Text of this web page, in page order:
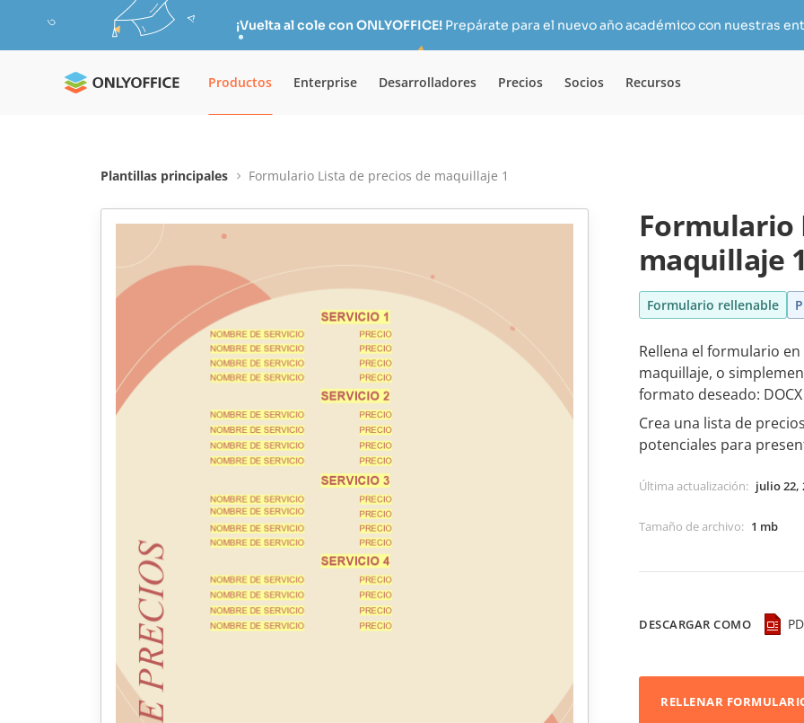
¡Vuelta al cole con ONLYOFFICE!Prepárate para el nuevo año académico con nuestras
Productos Enterprise Desarrolladores Precios Socios Recursos
Plantillas principales Formulario Lista de precios de maquillaje 1
Formulario
maquillaje 1
Formulario rellenable
Rellena el formulario
maquillaje, o
formato deseado: DOCX
Crea una lista de
potenciales para
Última actualización: julio 22,
Tamaño de archivo: 1 mb
DESCARGAR COMO
RELLENAR